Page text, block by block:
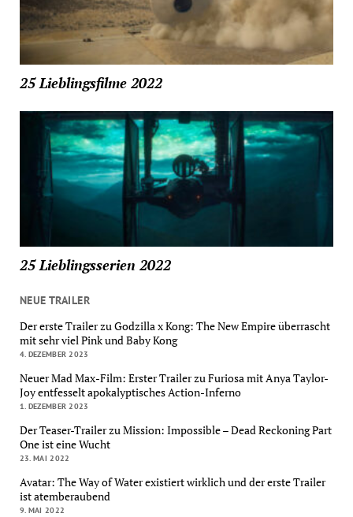
25 Lieblingsfilme 2022
25 Lieblingsserien 2022
NEUE TRAILER
Der erste Trailer zu Godzilla x Kong: The New Empire überrascht
mit sehr viel Pink und Baby Kong
4. DEZEMBER 2023
Neuer Mad Max-Film: Erster Trailer zu Furiosa mit Anya Taylor-
Joy entfesselt apokalyptisches Action-Inferno
1. DEZEMBER 2023
Der Teaser-Trailer zu Mission: Impossible – Dead Reckoning Part
One ist eine Wucht
23. MAI 2022
Avatar: The Way of Water existiert wirklich und der erste Trailer
ist atemberaubend
9. MAI 2022